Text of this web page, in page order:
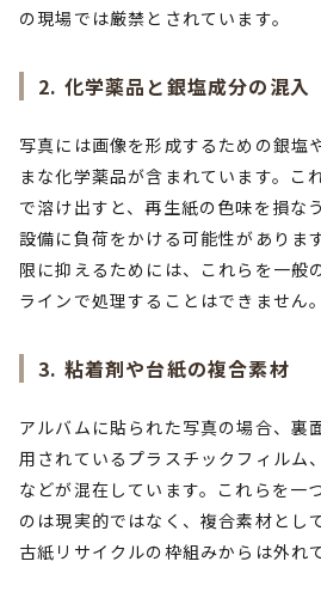
の現場では厳禁とされています。
2. 化学薬品と銀塩成分の混入
写真には画像を形成するための銀塩
まな化学薬品が含まれています。こ
で溶け出すと、再生紙の色味を損な
設備に負荷をかける可能性がありま
限に抑えるためには、これらを一般
ラインで処理することはできません。
3. 粘着剤や台紙の複合素材
アルバムに貼られた写真の場合、裏
用されているプラスチックフィルム
などが混在しています。これらを一
のは現実的ではなく、複合素材とし
古紙リサイクルの枠組みからは外れ